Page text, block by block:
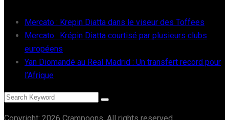
Mercato : Krepin Diatta dans le viseur des Toffees
Mercato : Krépin Diatta courtisé par plusieurs clubs
européens
Yan Diomandé au Real Madrid : Un transfert record pour
l’Afrique